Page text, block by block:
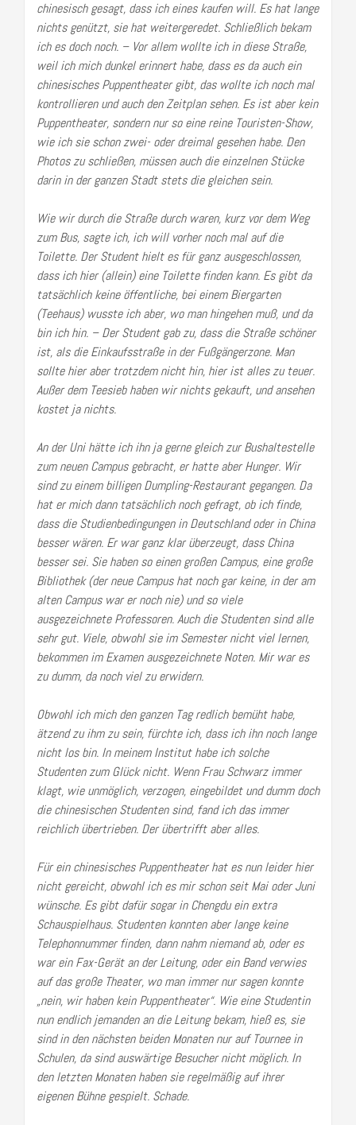
chinesisch gesagt, dass ich eines kaufen will. Es hat lange
nichts genützt, sie hat weitergeredet. Schließlich bekam
ich es doch noch. – Vor allem wollte ich in diese Straße,
weil ich mich dunkel erinnert habe, dass es da auch ein
chinesisches Puppentheater gibt, das wollte ich noch mal
kontrollieren und auch den Zeitplan sehen. Es ist aber kein
Puppentheater, sondern nur so eine reine Touristen-Show,
wie ich sie schon zwei- oder dreimal gesehen habe. Den
Photos zu schließen, müssen auch die einzelnen Stücke
darin in der ganzen Stadt stets die gleichen sein.
Wie wir durch die Straße durch waren, kurz vor dem Weg
zum Bus, sagte ich, ich will vorher noch mal auf die
Toilette. Der Student hielt es für ganz ausgeschlossen,
dass ich hier (allein) eine Toilette finden kann. Es gibt da
tatsächlich keine öffentliche, bei einem Biergarten
(Teehaus) wusste ich aber, wo man hingehen muß, und da
bin ich hin. – Der Student gab zu, dass die Straße schöner
ist, als die Einkaufsstraße in der Fußgängerzone. Man
sollte hier aber trotzdem nicht hin, hier ist alles zu teuer.
Außer dem Teesieb haben wir nichts gekauft, und ansehen
kostet ja nichts.
An der Uni hätte ich ihn ja gerne gleich zur Bushaltestelle
zum neuen Campus gebracht, er hatte aber Hunger. Wir
sind zu einem billigen Dumpling-Restaurant gegangen. Da
hat er mich dann tatsächlich noch gefragt, ob ich finde,
dass die Studienbedingungen in Deutschland oder in China
besser wären. Er war ganz klar überzeugt, dass China
besser sei. Sie haben so einen großen Campus, eine große
Bibliothek (der neue Campus hat noch gar keine, in der am
alten Campus war er noch nie) und so viele
ausgezeichnete Professoren. Auch die Studenten sind alle
sehr gut. Viele, obwohl sie im Semester nicht viel lernen,
bekommen im Examen ausgezeichnete Noten. Mir war es
zu dumm, da noch viel zu erwidern.
Obwohl ich mich den ganzen Tag redlich bemüht habe,
ätzend zu ihm zu sein, fürchte ich, dass ich ihn noch lange
nicht los bin. In meinem Institut habe ich solche
Studenten zum Glück nicht. Wenn Frau Schwarz immer
klagt, wie unmöglich, verzogen, eingebildet und dumm doch
die chinesischen Studenten sind, fand ich das immer
reichlich übertrieben. Der übertrifft aber alles.
Für ein chinesisches Puppentheater hat es nun leider hier
nicht gereicht, obwohl ich es mir schon seit Mai oder Juni
wünsche. Es gibt dafür sogar in Chengdu ein extra
Schauspielhaus. Studenten konnten aber lange keine
Telephonnummer finden, dann nahm niemand ab, oder es
war ein Fax-Gerät an der Leitung, oder ein Band verwies
auf das große Theater, wo man immer nur sagen konnte
„nein, wir haben kein Puppentheater“. Wie eine Studentin
nun endlich jemanden an die Leitung bekam, hieß es, sie
sind in den nächsten beiden Monaten nur auf Tournee in
Schulen, da sind auswärtige Besucher nicht möglich. In
den letzten Monaten haben sie regelmäßig auf ihrer
eigenen Bühne gespielt. Schade.